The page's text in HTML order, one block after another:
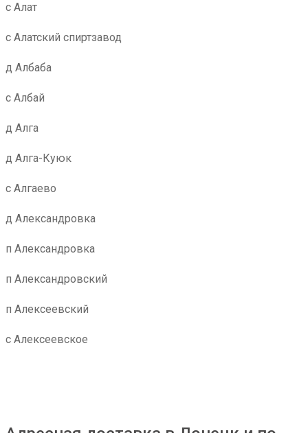
с Алат
с Алатский спиртзавод
д Албаба
с Албай
д Алга
д Алга-Куюк
с Алгаево
д Александровка
п Александровка
п Александровский
п Алексеевский
с Алексеевское